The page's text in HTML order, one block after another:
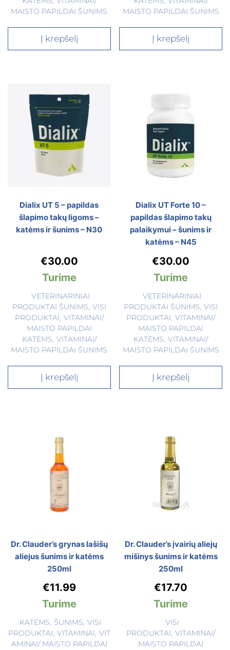
MAISTO PAPILDAI ŠUNIMS
Į krepšelį
MAISTO PAPILDAI ŠUNIMS
Į krepšelį
Dialix UT 5 – papildas
šlapimo takų ligoms –
katėms ir šunims – N30
€30.00
Turime
VETERINARINIAI
PRODUKTAI ŠUNIMS VISI
PRODUKTAI VITAMINAI/
MAISTO PAPILDAI
KATĖMS VITAMINAI/
MAISTO PAPILDAI ŠUNIMS
Į krepšelį
Dialix UT Forte 10 –
papildas šlapimo takų
palaikymui – šunims ir
katėms – N45
€30.00
Turime
VETERINARINIAI
PRODUKTAI ŠUNIMS VISI
PRODUKTAI VITAMINAI/
MAISTO PAPILDAI
KATĖMS VITAMINAI/
MAISTO PAPILDAI ŠUNIMS
Į krepšelį
Dr. Clauder’s grynas lašišų
aliejus šunims ir katėms
250ml
€11.99
Turime
KATĖMS, ŠUNIMS, VISI
PRODUKTAI, VITAMINAI, VIT
AMINAI/ MAISTO PAPILDAI
Dr. Clauder’s įvairių aliejų
mišinys šunims ir katėms
250ml
€17.70
Turime
VISI
PRODUKTAI, VITAMINAI/
MAISTO PAPILDAI